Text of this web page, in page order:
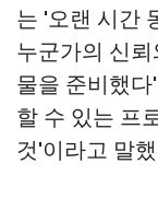
는 '오랜 시간
누군가의 신
물을 준비했
할 수 있는 프
것'이라고 말